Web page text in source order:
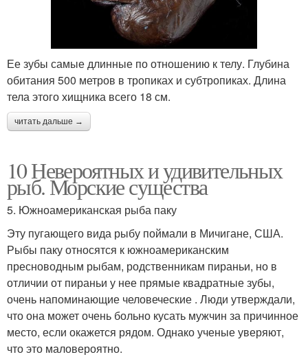
Ее зубы самые длинные по отношению к телу. Глубина
обитания 500 метров в тропиках и субтропиках. Длина
тела этого хищника всего 18 см.
читать дальше →
10 Невероятных и удивительных
рыб. Морские существа
5. Южноамериканская рыба паку
Эту пугающего вида рыбу поймали в Мичигане, США.
Рыбы паку относятся к южноамериканским
пресноводным рыбам, родственникам пираньи, но в
отличии от пираньи у нее прямые квадратные зубы,
очень напоминающие человеческие . Люди утверждали,
что она может очень больно кусать мужчин за причинное
место, если окажется рядом. Однако ученые уверяют,
что это маловероятно.